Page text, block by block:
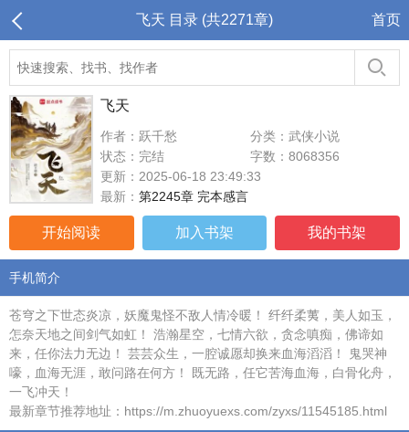
飞天 目录 (共2271章) 首页
飞天
作者：跃千愁
分类：武侠小说
状态：完结
字数：8068356
更新：2025-06-18 23:49:33
最新： 第2245章 完本感言
开始阅读 加入书架 我的书架
手机简介
苍穹之下世态炎凉，妖魔鬼怪不敌人情冷暖！ 纤纤柔荑，美人如玉，
怎奈天地之间剑气如虹！ 浩瀚星空，七情六欲，贪念嗔痴，佛谛如
来，任你法力无边！ 芸芸众生，一腔诚愿却换来血海滔滔！ 鬼哭神
嚎，血海无涯，敢问路在何方！ 既无路，任它苦海血海，白骨化舟，
一飞冲天！
最新章节推荐地址：https://m.zhuoyuexs.com/zyxs/11545185.html